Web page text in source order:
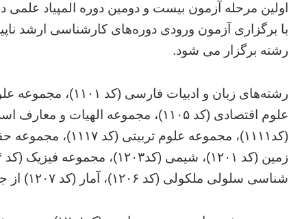
اولین مرحله آزمون بیست و دومین دوره المپیاد
رشته برگزار می شود.
علوم اقتصادی (کد ۱۱۰۵)، مجموعه الهیات و
شناسی سلولی ملکولی (کد ۱۲۰۶)، آمار (کد ۱۲۰۷) از جمله این رشته ها است.